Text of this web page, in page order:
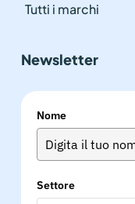
Tutti i marchi
Newsletter
Nome
Settore